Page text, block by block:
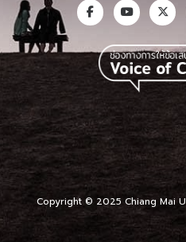
Copyright © 2025 Chiang Mai